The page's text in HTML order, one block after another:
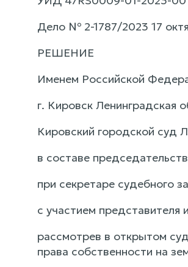
Дело № 2-1787/2023 17
РЕШЕНИЕ
Именем Российской
г. Кировск Ленинградская
Кировский городской суд
в составе
при секретаре судебного
с участием
рассмотрев в открытом
права собственности на